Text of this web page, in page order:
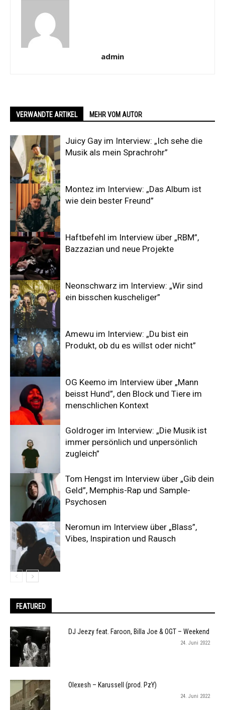
admin
VERWANDTE ARTIKEL MEHR VOM AUTOR
Juicy Gay im Interview: „Ich sehe die
Musik als mein Sprachrohr”
Montez im Interview: „Das Album ist
wie dein bester Freund”
Haftbefehl im Interview über „RBM”,
Bazzazian und neue Projekte
Neonschwarz im Interview: „Wir sind
ein bisschen kuscheliger”
Amewu im Interview: „Du bist ein
Produkt, ob du es willst oder nicht”
OG Keemo im Interview über „Mann
beisst Hund”, den Block und Tiere im
menschlichen Kontext
Goldroger im Interview: „Die Musik ist
immer persönlich und unpersönlich
zugleich”
Tom Hengst im Interview über „Gib dein
Geld”, Memphis-Rap und Sample-
Psychosen
Neromun im Interview über „Blass”,
Vibes, Inspiration und Rausch
FEATURED
DJ Jeezy feat. Faroon, Billa Joe & OGT – Weekend
24. Juni 2022
Olexesh – Karussell (prod. PzY)
24. Juni 2022